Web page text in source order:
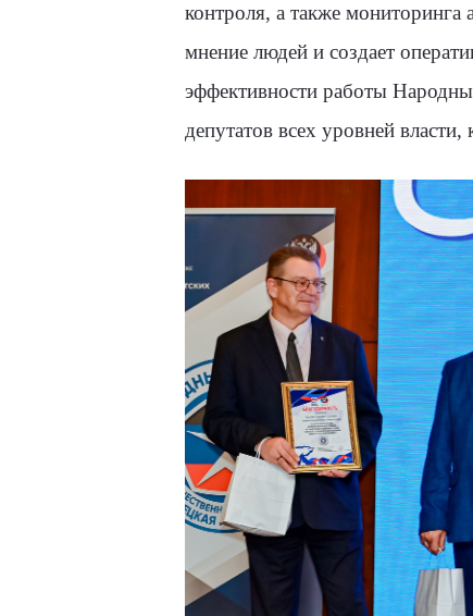
контроля, а также
мнение людей и создает
эффективности работы
депутатов всех уровней